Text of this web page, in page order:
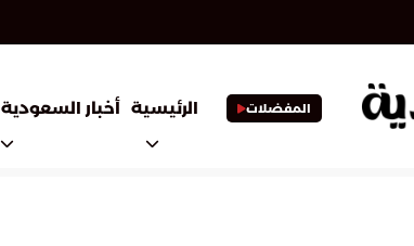
المفضلات الرئيسية أخبار السعودية